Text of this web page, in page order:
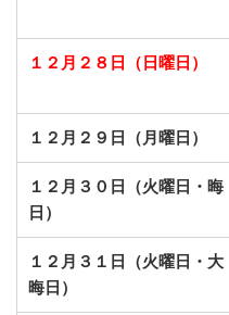
１２月２８日（日曜日）
１２月２９日（月曜日）
１２月３０日（火曜日・晦
日）
１２月３１日（火曜日・大
晦日）